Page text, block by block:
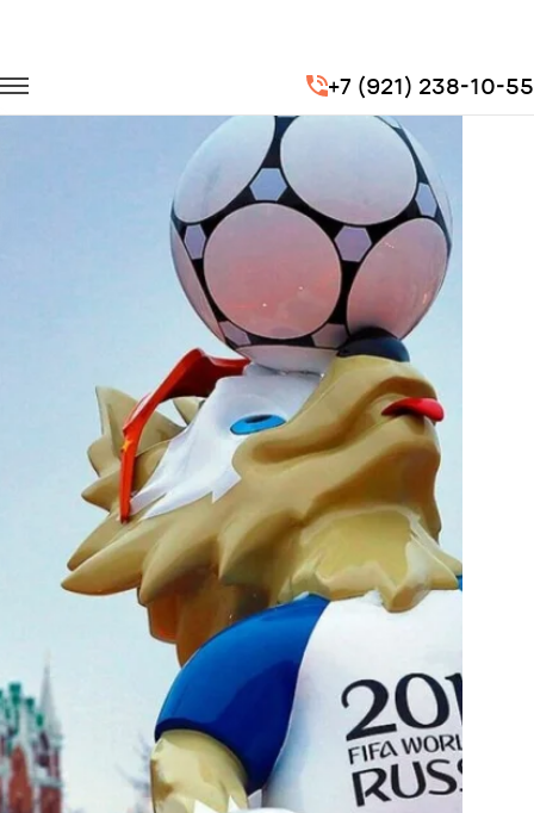
+7 (921) 238-10-55
Транспорт для спорта